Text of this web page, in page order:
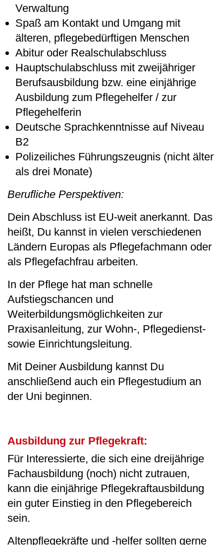
Verwaltung
Spaß am Kontakt und Umgang mit
älteren, pflegebedürftigen Menschen
Abitur oder Realschulabschluss
Hauptschulabschluss mit zweijähriger
Berufsausbildung bzw. eine einjährige
Ausbildung zum Pflegehelfer / zur
Pflegehelferin
Deutsche Sprachkenntnisse auf Niveau
B2
Polizeiliches Führungszeugnis (nicht älter
als drei Monate)
Berufliche Perspektiven:
Dein Abschluss ist EU-weit anerkannt. Das
heißt, Du kannst in vielen verschiedenen
Ländern Europas als Pflegefachmann oder
als Pflegefachfrau arbeiten.
In der Pflege hat man schnelle
Aufstiegschancen und
Weiterbildungsmöglichkeiten zur
Praxisanleitung, zur Wohn-, Pflegedienst-
sowie Einrichtungsleitung.
Mit Deiner Ausbildung kannst Du
anschließend auch ein Pflegestudium an
der Uni beginnen.
Ausbildung zur Pflegekraft:
Für Interessierte, die sich eine dreijährige
Fachausbildung (noch) nicht zutrauen,
kann die einjährige Pflegekraftausbildung
ein guter Einstieg in den Pflegebereich
sein.
Altenpflegekräfte und -helfer sollten gerne